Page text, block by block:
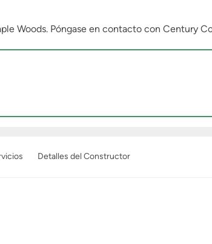
Woods. Póngase en contacto con Century
Detalles del Constructor